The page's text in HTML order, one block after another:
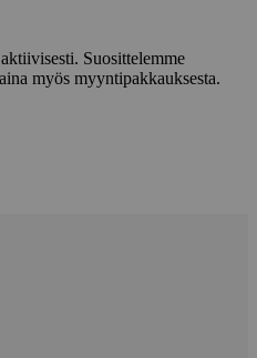
Suosittelemme
myös myyntipakkauksesta.